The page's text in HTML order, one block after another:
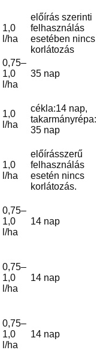
1,0
l/ha
előírás szerinti
felhasználás
esetében nincs
korlátozás
0,75–
1,0
l/ha
35 nap
1,0
l/ha
cékla:14 nap,
takarmányrépa:
35 nap
1,0
l/ha
előírásszerű
felhasználás
esetén nincs
korlátozás.
0,75–
1,0
l/ha
14 nap
0,75–
1,0
l/ha
14 nap
0,75–
1,0
l/ha
14 nap